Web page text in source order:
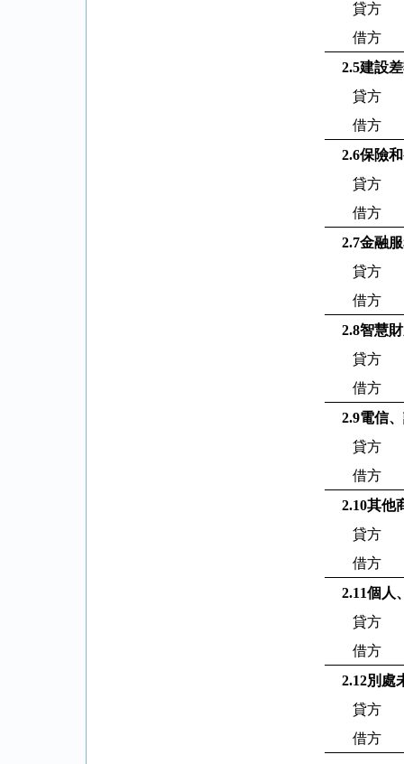
貸方
借方
2.5建設
貸方
借方
2.6保險
貸方
借方
2.7金融
貸方
借方
2.8智慧
貸方
借方
2.9電信
貸方
借方
2.10其他
貸方
借方
2.11個人
貸方
借方
2.12別處
貸方
借方